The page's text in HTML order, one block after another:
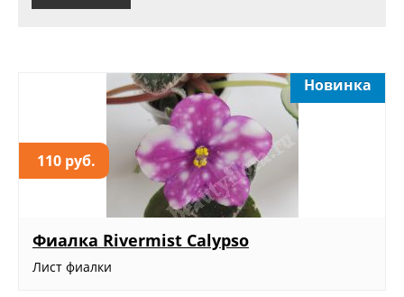
110 руб.
Новинка
Фиалка Rivermist Calypso
Лист фиалки